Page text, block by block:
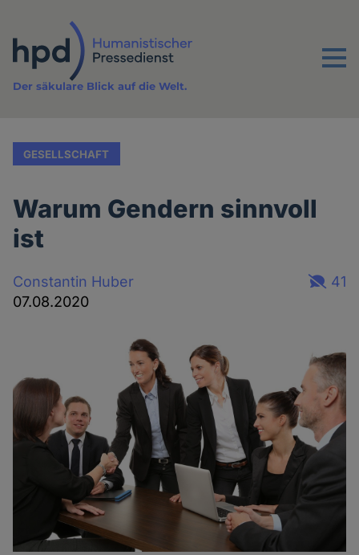
Inhalt
Menu
Der säkulare Blick auf die Welt.
GESELLSCHAFT
Warum Gendern sinnvoll
ist
Constantin Huber
07.08.2020
41